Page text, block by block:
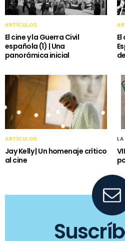
ARTÍCULOS
El cine y la Guerra Civil
española (1) | Una
panorámica inicial
ARTÍCULOS
Jay Kelly | Un homenaje crítico
al cine
LA